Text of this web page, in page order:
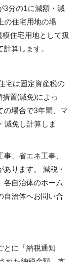
3分の1に減額・減
の住宅用地の場
住宅用地として扱
算します。
宅は固定資産税の
置(減免)によっ
の場合で3年間、マ
減免し計算しま
、省エネ工事、
ります。 減税・
各自治体のホーム
自治体へお問い合
とに「納税通知